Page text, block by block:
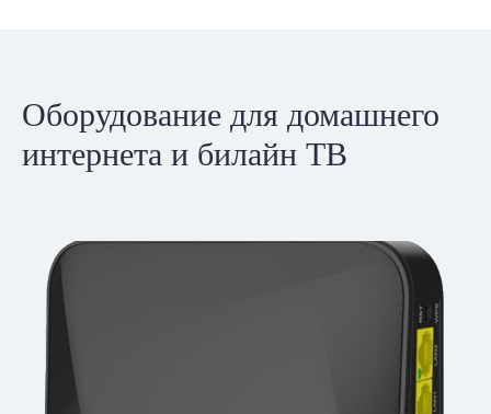
Оборудование для домашнего
интернета и билайн ТВ